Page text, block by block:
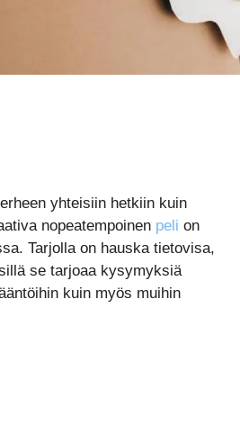
yhteisiin hetkiin kuin
nopeatempoinen peli on
Tarjolla on hauska tietovisa,
se tarjoaa kysymyksiä
kuin myös muihin